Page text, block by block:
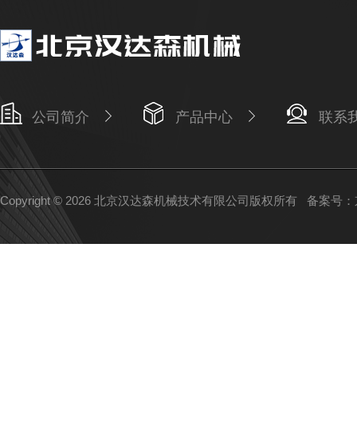
公司简介 产品中心 联系
Copyright © 2026 北京汉达森机械技术有限公司版权所有 备案号：